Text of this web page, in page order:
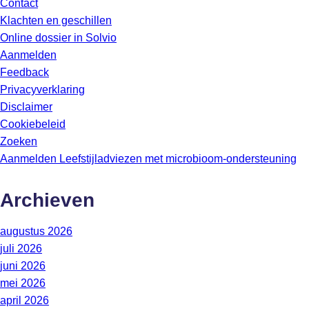
Contact
Klachten en geschillen
Online dossier in Solvio
Aanmelden
Feedback
Privacyverklaring
Disclaimer
Cookiebeleid
Zoeken
Aanmelden Leefstijladviezen met microbioom-ondersteuning
Archieven
augustus 2026
juli 2026
juni 2026
mei 2026
april 2026